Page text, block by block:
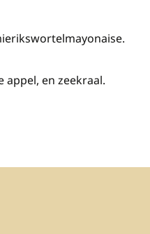
en zeekraal.